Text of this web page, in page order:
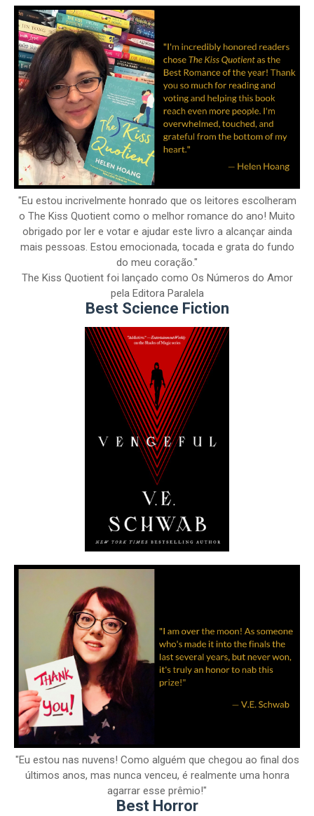
"Eu estou incrivelmente honrado que os leitores escolheram
o The Kiss Quotient como o melhor romance do ano! Muito
obrigado por ler e votar e ajudar este livro a alcançar ainda
mais pessoas. Estou emocionada, tocada e grata do fundo
do meu coração."
The Kiss Quotient foi lançado como Os Números do Amor
pela Editora Paralela
Best Science Fiction
"Eu estou nas nuvens! Como alguém que chegou ao final dos
últimos anos, mas nunca venceu, é realmente uma honra
agarrar esse prêmio!"
Best Horror